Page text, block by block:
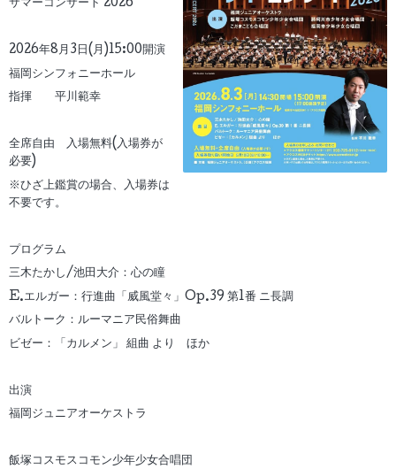
サマーコンサート 2026
2026年8月3日(月)15:00開演
福岡シンフォニーホール
指揮 平川範幸
全席自由 入場無料(入場券が
必要)
※ひざ上鑑賞の場合、入場券は
不要です。
プログラム
三木たかし/池田大介：心の瞳
E.エルガー：行進曲「威風堂々」Op.39 第1番 ニ長調
バルトーク：ルーマニア民俗舞曲
ビゼー：「カルメン」 組曲 より ほか
出演
福岡ジュニアオーケストラ
飯塚コスモスコモン少年少女合唱団